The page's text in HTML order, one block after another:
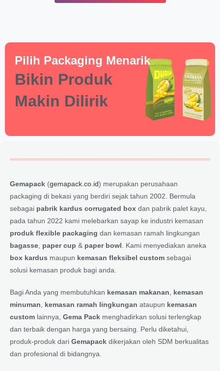
Pilih Packaging Menarik
Bikin Produk
Makin Dilirik
Gemapack (gemapack.co.id) merupakan perusahaan
packaging di bekasi yang berdiri sejak tahun 2002. Bermula
sebagai pabrik kardus corrugated box dan pabrik palet kayu,
pada tahun 2022 kami melebarkan sayap ke industri kemasan
produk flexible packaging dan kemasan ramah lingkungan
bagasse paper cup & paper bowl . Kami menyediakan aneka
box kardus maupun kemasan fleksibel custom sebagai
solusi kemasan produk bagi anda.
Bagi Anda yang membutuhkan kemasan makanan
kemasan
minuman
kemasan ramah lingkungan ataupun kemasan
custom lainnya, Gema Pack menghadirkan solusi terlengkap
dan terbaik dengan harga yang bersaing. Perlu diketahui,
produk-produk dari Gemapack dikerjakan oleh SDM berkualitas
dan profesional di bidangnya.